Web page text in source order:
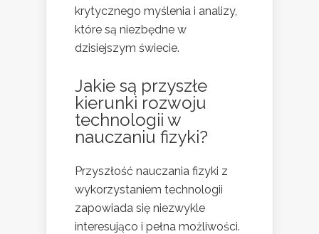
krytycznego myślenia i analizy,
które są niezbędne w
dzisiejszym świecie.
Jakie są przyszłe
kierunki rozwoju
technologii w
nauczaniu fizyki?
Przyszłość nauczania fizyki z
wykorzystaniem technologii
zapowiada się niezwykle
interesująco i pełna możliwości.